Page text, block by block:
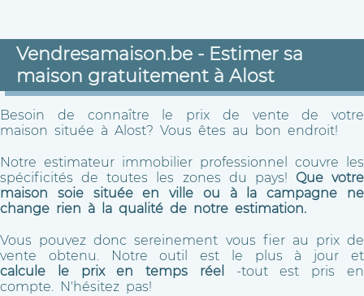
Vendresamaison.be - Estimer sa
maison gratuitement à Alost
Besoin de connaître le prix de vente de votre
maison située à Alost? Vous êtes au bon endroit!
Notre estimateur immobilier professionnel couvre les
spécificités de toutes les zones du pays! Que votre
maison soie située en ville ou à la campagne ne
change rien à la qualité de notre estimation.
Vous pouvez donc sereinement vous fier au prix de
vente obtenu. Notre outil est le plus à jour et
calcule le prix en temps réel
-tout est pris en
compte. N'hésitez pas!